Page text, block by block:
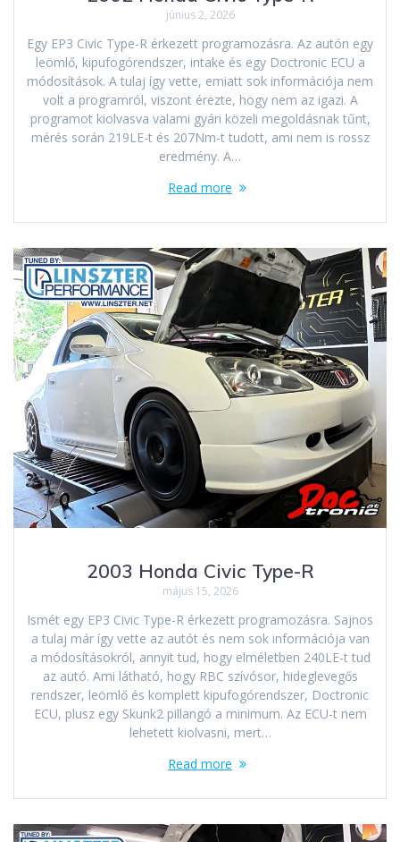
június 2, 2026
Egy EP3 Civic Type-R érkezett programozásra. Az autón egy
leömlő, kipufogórendszer, intake és egy Doctronic ECU a
módosítások. A tulaj így vette, emiatt sok információja nem
volt a programról, viszont érezte, hogy nem az igazi. A
programot kiolvasva valami gyári közeli megoldásnak tűnt,
mérés során 219LE-t és 207Nm-t tudott, ami nem is rossz
eredmény. A…
Read more
2003 Honda Civic Type-R
május 15, 2026
Ismét egy EP3 Civic Type-R érkezett programozásra. Sajnos
a tulaj már így vette az autót és nem sok információja van
a módosításokról, annyit tud, hogy elméletben 240LE-t tud
az autó. Ami látható, hogy RBC szívósor, hideglevegős
rendszer, leömlő és komplett kipufogórendszer, Doctronic
ECU, plusz egy Skunk2 pillangó a minimum. Az ECU-t nem
lehetett kiolvasni, mert…
Read more